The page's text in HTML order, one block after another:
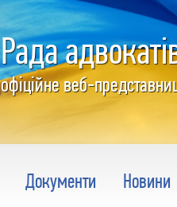
Рада
офіційне веб-
Документи Новини